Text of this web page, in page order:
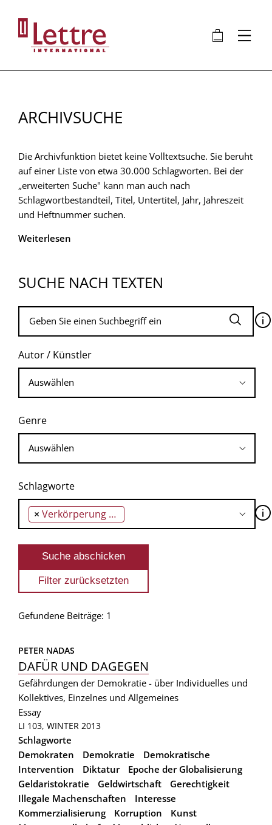
Inhalt
🛍 ⋮
ARCHIVSUCHE
Die Archivfunktion bietet keine Volltextsuche. Sie beruht
auf einer Liste von etwa 30.000 Schlagworten. Bei der
„erweiterten Suche" kann man auch nach
Schlagwortbestandteil, Titel, Untertitel, Jahr, Jahreszeit
und Heftnummer suchen.
Weiterlesen
SUCHE NACH TEXTEN
🛈
Autor / Künstler
Genre
Schlagworte
× Verkörperung kognitiver Funktionen (embodied cognition paradigm) 🛈
Gefundene Beiträge: 1
PETER NADAS
DAFÜR UND DAGEGEN
Gefährdungen der Demokratie - über Individuelles und
Kollektives, Einzelnes und Allgemeines
Essay
LI 103, WINTER 2013
Schlagworte
Demokraten
Demokratie
Demokratische
Intervention
Diktatur
Epoche der Globalisierung
Geldaristokratie
Geldwirtschaft
Gerechtigkeit
Illegale Machenschaften
Interesse
Kommerzialisierung
Korruption
Kunst